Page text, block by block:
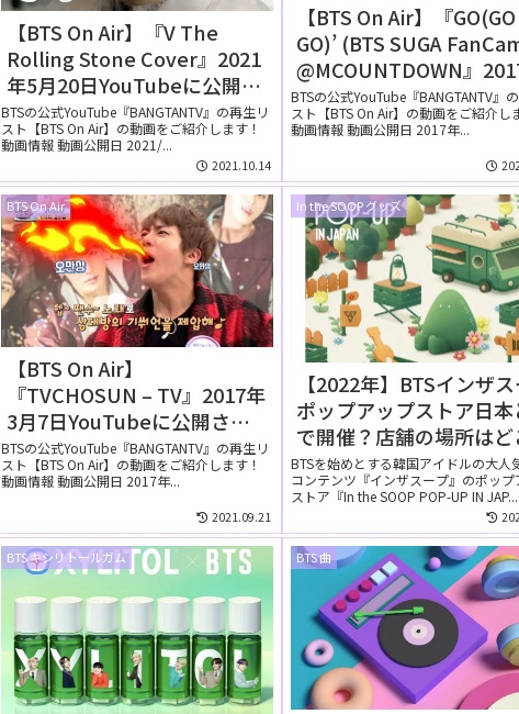
【BTS On Air】『V The
Rolling Stone Cover』2021
年5月20日YouTubeに公開さ
れた【動画】
BTSの公式YouTube『BANGTANTV』の再生リ
スト【BTS On Air】の動画をご紹介します！
動画情報 動画公開日 2021/...
2021.10.14
【BTS On Air】『GO(GO
GO)’ (BTS SUGA
@MCOUNTDOWN』
月28日YouTubeに公開
た【動画】
BTSの公式YouTube『BANGTANTV』
スト【BTS On Air】の動画をご紹介し
動画情報 動画公開日 2017年...
BTS On Air
【BTS On Air】
『TVCHOSUN – TV』2017年
3月7日YouTubeに公開され
た【動画】②
BTSの公式YouTube『BANGTANTV』の再生リ
スト【BTS On Air】の動画をご紹介します！
動画情報 動画公開日 2017年...
2021.09.21
In the SOOP グッズ
【2022年】BTSインザ
ポップアップストア日本
で開催？店舗の場所はど
BTSを始めとする韓国アイドルの大人
コンテンツ『インザスープ』のポップ
ストア『In the SOOP POP-UP IN JAP...
BTS キシリトールガム BTS 曲